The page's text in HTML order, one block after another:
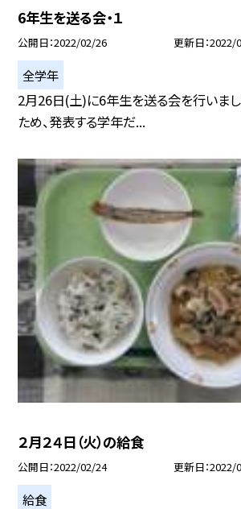
6年生を送る会・１
公開日 2022/02/26 更新日 2022/
全学年
2月26日(土)に6年生を送る会を行いま
ため、発表する学年だ...
２月２４日（火）の給食
公開日 2022/02/24 更新日 2022/
給食